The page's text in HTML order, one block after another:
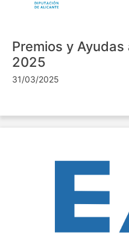
Premios y
2025
31/03/2025